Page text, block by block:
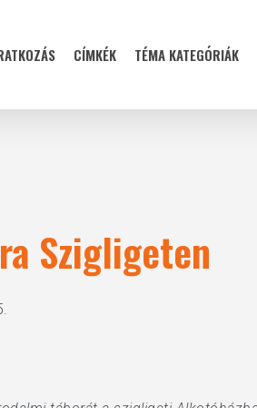
CÍMKÉK TÉMA KATEGÓRIÁK
Szigligeten